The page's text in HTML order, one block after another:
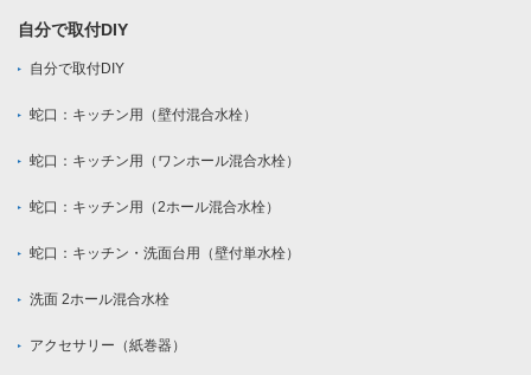
自分で取付DIY
自分で取付DIY
蛇口：キッチン用（壁付混合水栓）
蛇口：キッチン用（ワンホール混合水栓）
蛇口：キッチン用（2ホール混合水栓）
蛇口：キッチン・洗面台用（壁付単水栓）
洗面 2ホール混合水栓
アクセサリー（紙巻器）